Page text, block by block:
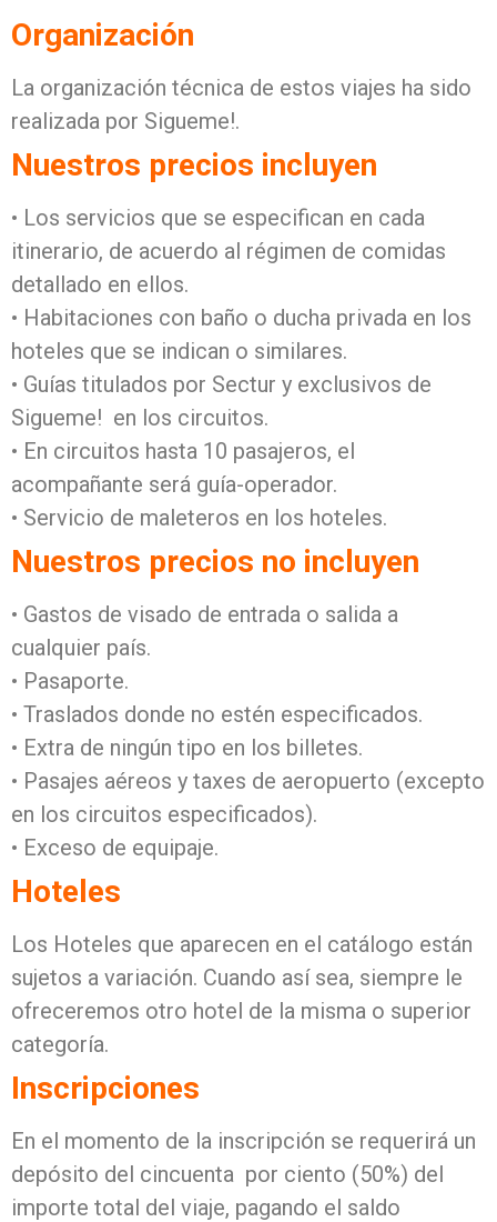
Organización
La organización técnica de estos viajes ha sido
realizada por Sigueme!.
Nuestros precios incluyen
• Los servicios que se especifican en cada
itinerario, de acuerdo al régimen de comidas
detallado en ellos.
• Habitaciones con baño o ducha privada en los
hoteles que se indican o similares.
• Guías titulados por Sectur y exclusivos de
Sigueme! en los circuitos.
• En circuitos hasta 10 pasajeros, el
acompañante será guía-operador.
• Servicio de maleteros en los hoteles.
Nuestros precios no incluyen
• Gastos de visado de entrada o salida a
cualquier país.
• Pasaporte.
• Traslados donde no estén especificados.
• Extra de ningún tipo en los billetes.
• Pasajes aéreos y taxes de aeropuerto (excepto
en los circuitos especificados).
• Exceso de equipaje.
Hoteles
Los Hoteles que aparecen en el catálogo están
sujetos a variación. Cuando así sea, siempre le
ofreceremos otro hotel de la misma o superior
categoría.
Inscripciones
En el momento de la inscripción se requerirá un
depósito del cincuenta por ciento (50%) del
importe total del viaje, pagando el saldo